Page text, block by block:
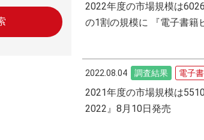
2022年度の市場規模は
の1割の規模に 『電子書籍
2022.08.04 調査結果 電子
2021年度の市場規模は
2022』8月10日発売